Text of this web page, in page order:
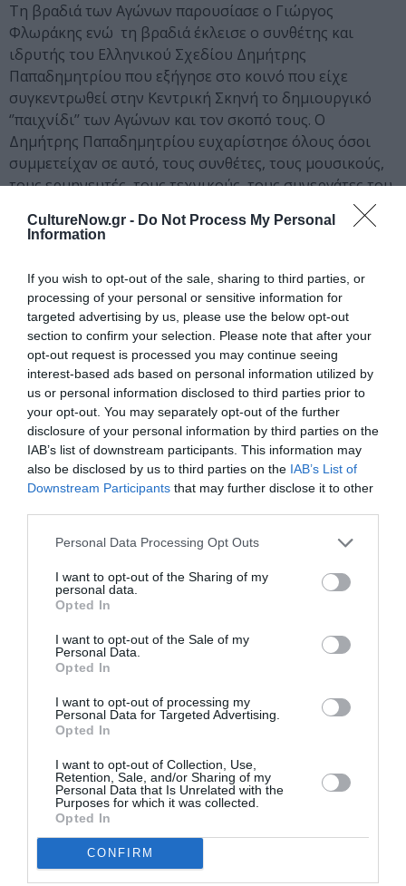
CultureNow.gr - Do Not Process My Personal
Information
If you wish to opt-out of the sale, sharing to third parties, or
processing of your personal or sensitive information for
targeted advertising by us, please use the below opt-out
section to confirm your selection. Please note that after your
opt-out request is processed you may continue seeing
interest-based ads based on personal information utilized by
us or personal information disclosed to third parties prior to
your opt-out. You may separately opt-out of the further
disclosure of your personal information by third parties on the
IAB’s list of downstream participants. This information may
also be disclosed by us to third parties on the IAB’s List of
Downstream Participants that may further disclose it to other
Personal Data Processing Opt Outs
I want to opt-out of the Sharing of my
personal data.
Opted In
I want to opt-out of the Sale of my
Personal Data.
Opted In
I want to opt-out of processing my
Personal Data for Targeted Advertising.
Opted In
I want to opt-out of Collection, Use,
Retention, Sale, and/or Sharing of my
Personal Data that Is Unrelated with the
Purposes for which it was collected.
Opted In
CONFIRM
Τη βραδιά των Αγώνων παρουσίασε ο Γιώργος
Φλωράκης ενώ τη βραδιά έκλεισε ο συνθέτης και
ιδρυτής του Ελληνικού Σχεδίου Δημήτρης
Παπαδημητρίου που εξήγησε στο κοινό που είχε
συγκεντρωθεί στην Κεντρική Σκηνή το δημιουργικό
‘’παιχνίδι’’ των Αγώνων και τον σκοπό τους. Ο
Δημήτρης Παπαδημητρίου ευχαρίστησε όλους όσοι
συμμετείχαν σε αυτό, τους συνθέτες, τους μουσικούς,
τους ερμηνευτές, τους τεχνικούς, τους συνεργάτες του
Τεχνών του Ιδρύματος Ωνάση. Τέλος, ευχαρίστησε και
πρώτοι τα νέα τραγούδια.
Οι Αγώνες Δημιουργίας Ελληνικού Τραγουδιού για την
ανάδειξη νέων συνθετών, στιχουργών και τάσεων του
έντεχνου ελληνικού τραγουδιού είναι μία πρόταση του
Ελληνικού Σχεδίου, της Αστικής Μη Κερδοσκοπικής
Εταιρείας που ιδρύθηκε από τον συνθέτη Δημήτρη
Παπαδημητρίου με στόχο τη διάδοση του ελληνικού
πολιτισμού. Οι Αγώνες εντάσσονται στον Κύκλο
Ελληνικό Τραγούδι που περιλαμβάνεται στον
καλλιτεχνικό προγραμματισμό της Στέγης, από την
Ο Δημήτρης Παπαδημητρίου λέει για την πρωτοβουλία
αυτή: «Ο τρίτος αυτός χρόνος των Αγώνων που
διοργανώνει το Ελληνικό Σχέδιο στην Στέγη κλείνει
“διαλεκτικά” έναν διαγωνιστικό κύκλο: η πρώτη χρονιά
είχε επικεντρωθεί στον συνθέτη, η δεύτερη στον
στιχουργό και η τρίτη, εφέτος, επικεντρώθηκε στο
αποτέλεσμα των δύο πρωτογενών δημιουργικών
μερών, στο τραγούδι. Είναι αλήθεια ότι η χειρουργική
αποκόλληση των δύο μερών του τραγουδιού (σύνθεση-
στίχος) είναι τεχνητή. Το τραγούδι υπάρχει όταν τα
δύο στοιχεία του ενώνονται «χημικά» σε ένα ενιαίο,
τρίτο στοιχείο που μας συναρπάζει χωρίς να μπορούμε
εύκολα να αντιληφθούμε τα μέρη που το παρήγαγαν,
όταν η συνύπαρξη των δύο στοιχείων δεν είναι το
άθροισμά τους ή το μείγμα τους, αλλά η γέννηση ενός
αυθύπαρκτου τρίτου. Όμως τα πρωτογενή του μέρη δεν